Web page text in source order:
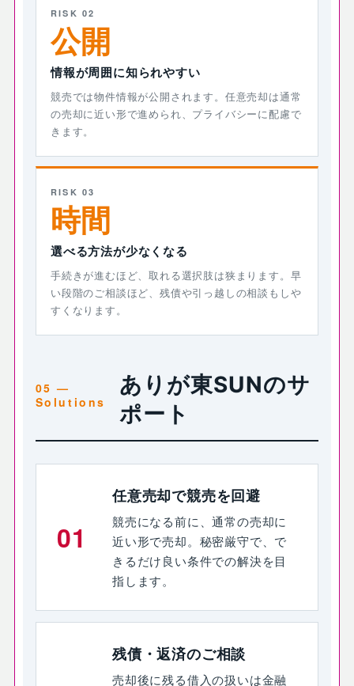
RISK 02
公開
情報が周囲に知られやすい
競売では物件情報が公開されます。任意売却は通常
の売却に近い形で進められ、プライバシーに配慮で
きます。
RISK 03
時間
選べる方法が少なくなる
手続きが進むほど、取れる選択肢は狭まります。早
い段階のご相談ほど、残債や引っ越しの相談もしや
すくなります。
ありが東SUNのサ
ポート
01
任意売却で競売を回避
競売になる前に、通常の売却に
近い形で売却。秘密厳守で、で
きるだけ良い条件での解決を目
指します。
残債・返済のご相談
売却後に残る借入の扱いは金融